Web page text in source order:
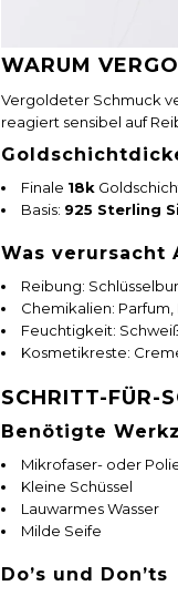
WARUM
Vergoldeter Schmuck
reagiert sensibel auf
Finale 18k
Basis: 925 Sterling
Was verursacht
Reibung:
Chemikalien:
Feuchtigkeit:
Kosmetikreste:
SCHRITT-FÜR-
Benötigte
Mikrofaser- oder
Kleine Schüssel
Lauwarmes Wasser
Milde Seife
Do’s und Don’ts